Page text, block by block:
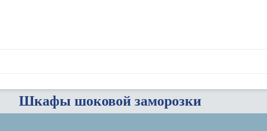
Шкафы шоковой заморозки